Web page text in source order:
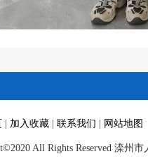
加入收藏 联系我们 网站地图
All Rights Reserved 滦州